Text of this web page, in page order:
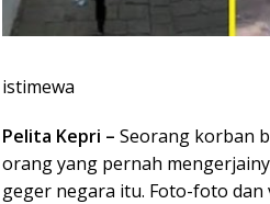
istimewa
Pelita Kepri – Seorang korban
orang yang pernah
geger negara itu. Foto-foto dan